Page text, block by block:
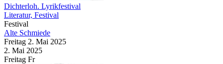
Dichterloh. Lyrikfestival
Literatur, Festival
Festival
Alte Schmiede
Freitag 2. Mai 2025
2. Mai 2025
Freitag Fr